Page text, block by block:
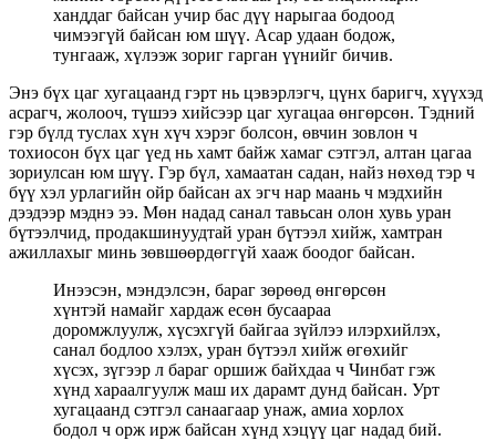
ханддаг байсан учир бас дүү нарыгаа бодоод
чимээгүй байсан юм шүү. Асар удаан бодож,
тунгааж, хүлээж зориг гарган үүнийг бичив.
Энэ бүх цаг хугацаанд гэрт нь цэвэрлэгч, цүнх баригч, хүүхэд
асрагч, жолооч, түшээ хийсээр цаг хугацаа өнгөрсөн. Тэдний
гэр бүлд туслах хүн хүч хэрэг болсон, өвчин зовлон ч
тохиосон бүх цаг үед нь хамт байж хамаг сэтгэл, алтан цагаа
зориулсан юм шүү. Гэр бүл, хамаатан садан, найз нөхөд тэр ч
бүү хэл урлагийн ойр байсан ах эгч нар маань ч мэдхийн
дээдээр мэднэ ээ. Мөн надад санал тавьсан олон хувь уран
бүтээлчид, продакшинуудтай уран бүтээл хийж, хамтран
ажиллахыг минь зөвшөөрдөггүй хааж боодог байсан.
Инээсэн, мэндэлсэн, бараг зөрөөд өнгөрсөн
хүнтэй намайг хардаж есөн бусаараа
доромжлуулж, хүсэхгүй байгаа зүйлээ илэрхийлэх,
санал бодлоо хэлэх, уран бүтээл хийж өгөхийг
хүсэх, зүгээр л бараг оршиж байхдаа ч Чинбат гэж
хүнд хараалгуулж маш их дарамт дунд байсан. Урт
хугацаанд сэтгэл санаагаар унаж, амиа хорлох
бодол ч орж ирж байсан хүнд хэцүү цаг надад бий.